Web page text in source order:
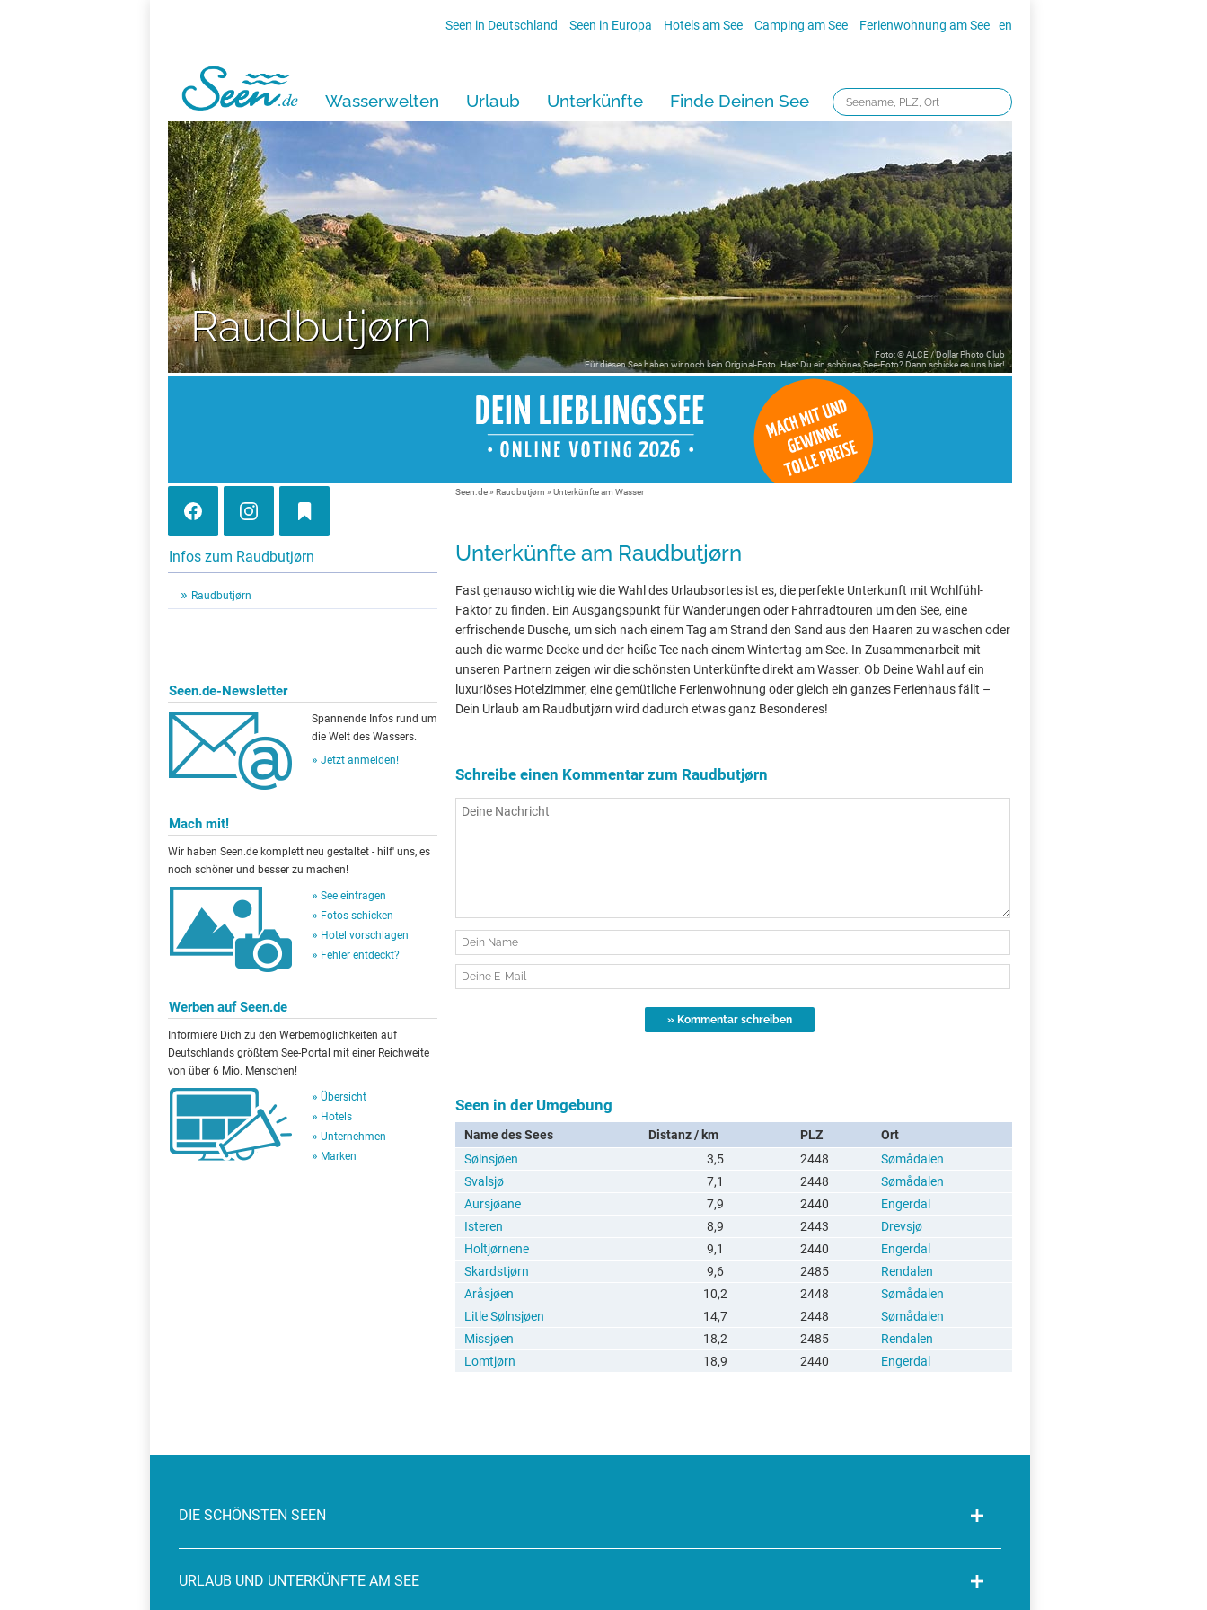
Seen in Deutschland Seen in Europa Hotels am See Camping am See Ferienwohnung am See en
Wasserwelten Urlaub Unterkünfte Finde Deinen See
Raudbutjørn
Foto: © ALCE / Dollar Photo Club
Für diesen See haben wir noch kein Original-Foto. Hast Du ein schönes See-Foto? Dann schicke es uns hier!
Infos zum Raudbutjørn
Raudbutjørn
Seen.de-Newsletter
Spannende Infos rund um
die Welt des Wassers.
Jetzt anmelden!
Mach mit!
Wir haben Seen.de komplett neu gestaltet - hilf' uns, es
noch schöner und besser zu machen!
See eintragen
Fotos schicken
Hotel vorschlagen
Fehler entdeckt?
Werben auf Seen.de
Informiere Dich zu den Werbemöglichkeiten auf
Deutschlands größtem See-Portal mit einer Reichweite
von über 6 Mio. Menschen!
Übersicht
Hotels
Unternehmen
Marken
Seen.de» Raudbutjørn » Unterkünfte am Wasser
Unterkünfte am Raudbutjørn
Fast genauso wichtig wie die Wahl des Urlaubsortes ist es, die perfekte Unterkunft mit Wohlfühl-
Faktor zu finden. Ein Ausgangspunkt für Wanderungen oder Fahrradtouren um den See, eine
erfrischende Dusche, um sich nach einem Tag am Strand den Sand aus den Haaren zu waschen oder
auch die warme Decke und der heiße Tee nach einem Wintertag am See. In Zusammenarbeit mit
unseren Partnern zeigen wir die schönsten Unterkünfte direkt am Wasser. Ob Deine Wahl auf ein
luxuriöses Hotelzimmer, eine gemütliche Ferienwohnung oder gleich ein ganzes Ferienhaus fällt –
Dein Urlaub am Raudbutjørn wird dadurch etwas ganz Besonderes!
Schreibe einen Kommentar zum Raudbutjørn
Seen in der Umgebung
Name des Sees Distanz / km PLZ
Ort
Sølnsjøen
3,5 2448
Sømådalen
Svalsjø
7,1 2448
Sømådalen
Aursjøane
7,9 2440
Engerdal
Isteren
8,9 2443
Drevsjø
Holtjørnene
9,1 2440
Engerdal
Skardstjørn
9,6 2485
Rendalen
Aråsjøen
10,2 2448
Sømådalen
Litle Sølnsjøen
14,7 2448
Sømådalen
Missjøen
18,2 2485
Rendalen
Lomtjørn
18,9 2440 Engerdal
DIE SCHÖNSTEN SEEN
URLAUB UND UNTERKÜNFTE AM SEE